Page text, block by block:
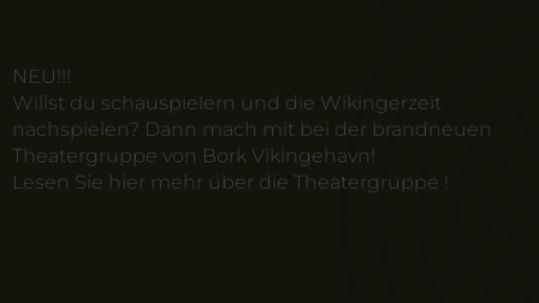
NEU!!!
Willst du schauspielern und die Wikingerzeit
nachspielen? Dann mach mit bei der brandneuen
Theatergruppe von Bork Vikingehavn!
Lesen Sie hier mehr über die Theatergruppe !